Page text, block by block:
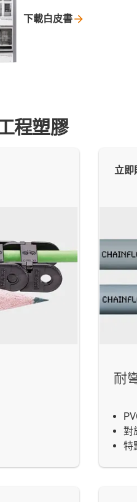
下載白皮書
程塑膠
耐
對
特
立即